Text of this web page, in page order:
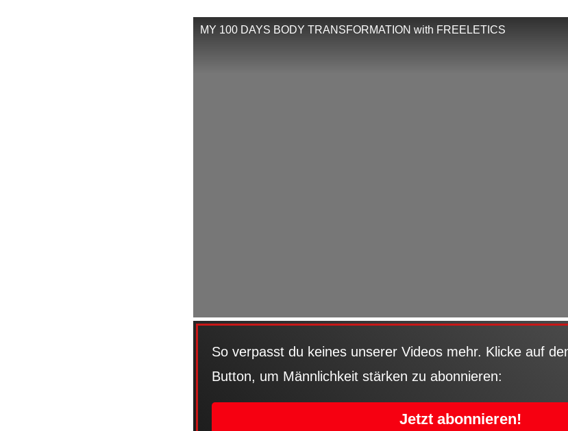
MY 100 DAYS BODY TRANSFORMATION with FREELETICS
So verpasst du keines unserer Videos mehr. Klicke auf
Button, um Männlichkeit stärken zu abonnieren:
Jetzt abonnieren!